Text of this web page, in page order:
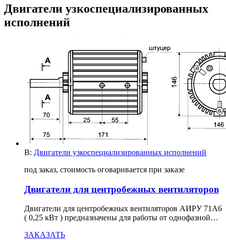
Двигатели узкоспециализированных
исполнений
В: Двигатели узкоспециализированных исполнений
под заказ, стоимость оговаривается при заказе
Двигатели для центробежных вентиляторов
Двигатели для центробежных вентиляторов АИРУ 71А6
( 0,25 кВт ) предназначены для работы от однофазной…
ЗАКАЗАТЬ